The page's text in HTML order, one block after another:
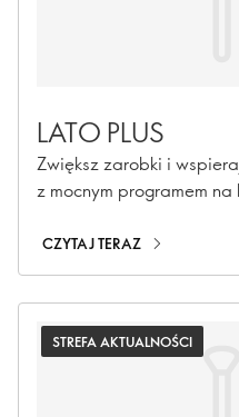
LATO PLUS
Zwiększ zarobki i
z mocnym programem na
CZYTAJ TERAZ
STREFA AKTUALNOŚCI